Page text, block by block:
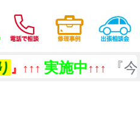
実施中↑↑↑『今あ